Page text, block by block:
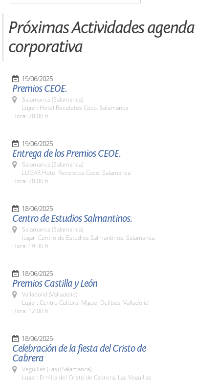
Próximas Actividades agenda
corporativa
19/06/2025
Premios CEOE.
Salamanca (Salamanca)
Lugar: Hotel Recoletos Coco. Salamanca
Hora: 20:00 h.
19/06/2025
Entrega de los Premios CEOE.
Salamanca (Salamanca)
LUGAR Hotel Recoletos Coco. Salamanca
Hora: 20:00 h.
18/06/2025
Centro de Estudios Salmantinos.
Salamanca (Salamanca)
lugar: Centro de Estudios Salmantinos. Salamanca
Hora: 19:30 h.
18/06/2025
Premios Castilla y León
Valladolid (Valladolid)
Lugar: Centro Cultural Miguel Delibes. Valladolid
Hora: 12:00 h.
18/06/2025
Celebración de la fiesta del Cristo de
Cabrera
Veguillas (Las) (Salamanca)
Lugar: Ermita del Cristo de Cabrera. Las Veguillas